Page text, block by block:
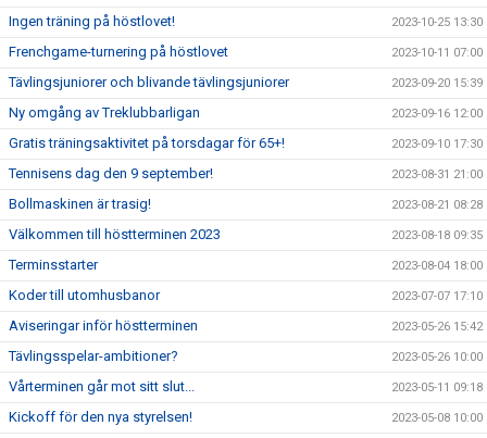
Ingen träning på höstlovet! 2023-10-25 13:30
Frenchgame-turnering på höstlovet 2023-10-11 07:00
Tävlingsjuniorer och blivande tävlingsjuniorer 2023-09-20 15:39
Ny omgång av Treklubbarligan 2023-09-16 12:00
Gratis träningsaktivitet på torsdagar för 65+! 2023-09-10 17:30
Tennisens dag den 9 september! 2023-08-31 21:00
Bollmaskinen är trasig! 2023-08-21 08:28
Välkommen till höstterminen 2023 2023-08-18 09:35
Terminsstarter 2023-08-04 18:00
Koder till utomhusbanor 2023-07-07 17:10
Aviseringar inför höstterminen 2023-05-26 15:42
Tävlingsspelar-ambitioner? 2023-05-26 10:00
Vårterminen går mot sitt slut... 2023-05-11 09:18
Kickoff för den nya styrelsen! 2023-05-08 10:00